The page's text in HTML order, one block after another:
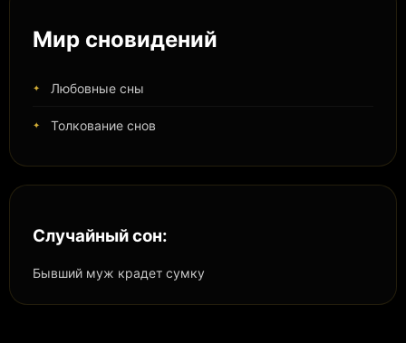
Мир сновидений
Любовные сны
Толкование снов
Случайный сон:
Бывший муж крадет сумку